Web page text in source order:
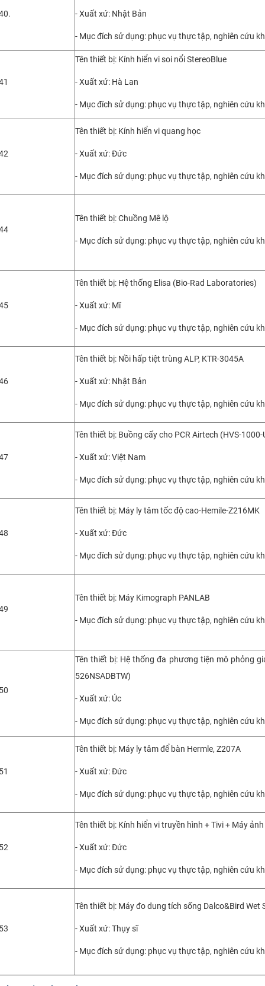
- Xuất xứ: Nhật Bản
- Mục đích sử dụng: phục vụ thực tập, nghiên cứu
Tên thiết bị: Kính hiển vi soi nổi StereoBlue
- Xuất xứ: Hà Lan
- Mục đích sử dụng: phục vụ thực tập, nghiên cứu
Tên thiết bị: Kính hiển vi quang học
- Xuất xứ: Đức
- Mục đích sử dụng: phục vụ thực tập, nghiên cứu
Tên thiết bị: Chuồng Mê lộ
- Mục đích sử dụng: phục vụ thực tập, nghiên cứu
Tên thiết bị: Hệ thống Elisa (Bio-Rad Laboratories)
- Xuất xứ: Mĩ
- Mục đích sử dụng: phục vụ thực tập, nghiên cứu
Tên thiết bị: Nồi hấp tiệt trùng ALP, KTR-3045A
- Xuất xứ: Nhật Bản
- Mục đích sử dụng: phục vụ thực tập, nghiên cứu
Tên thiết bị: Buồng cấy cho PCR Airtech (HVS-1000-
- Xuất xứ: Việt Nam
- Mục đích sử dụng: phục vụ thực tập, nghiên cứu
Tên thiết bị: Máy ly tâm tốc độ cao-Hemile-Z216MK
- Xuất xứ: Đức
- Mục đích sử dụng: phục vụ thực tập, nghiên cứu
Tên thiết bị: Máy Kimograph PANLAB
- Mục đích sử dụng: phục vụ thực tập, nghiên cứu
Tên thiết bị: Hệ thống đa phương tiện mô phỏng
526NSADBTW)
- Xuất xứ: Úc
- Mục đích sử dụng: phục vụ thực tập, nghiên cứu
Tên thiết bị: Máy ly tâm để bàn Hermle, Z207A
- Xuất xứ: Đức
- Mục đích sử dụng: phục vụ thực tập, nghiên cứu
Tên thiết bị: Kính hiển vi truyền hình + Tivi + Máy ảnh
- Xuất xứ: Đức
- Mục đích sử dụng: phục vụ thực tập, nghiên cứu
Tên thiết bị: Máy đo dung tích sống Dalco&Bird Wet
- Xuất xứ: Thụy sĩ
- Mục đích sử dụng: phục vụ thực tập, nghiên cứu